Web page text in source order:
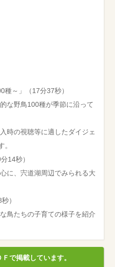
～」（17分37秒）
な野鳥100種が季節に沿って
の視聴等に適したダイジェ
。
分14秒）
に、宍道湖周辺でみられる大
）
鳥たちの子育ての様子を紹介
ＤＦで掲載しています。